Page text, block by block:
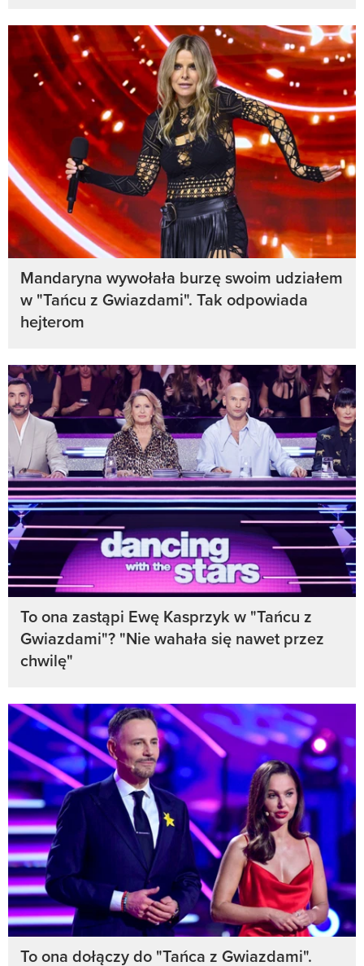
Mandaryna wywołała burzę swoim udziałem
w "Tańcu z Gwiazdami". Tak odpowiada
hejterom
To ona zastąpi Ewę Kasprzyk w "Tańcu z
Gwiazdami"? "Nie wahała się nawet przez
chwilę"
To ona dołączy do "Tańca z Gwiazdami".